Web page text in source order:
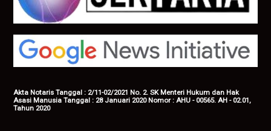
Akta Notaris Tanggal : 2/11-02/2021 No. 2. SK Menteri Hukum dan Hak
Asasi Manusia Tanggal : 28 Januari 2020 Nomor : AHU - 00565. AH - 02.01,
Tahun 2020